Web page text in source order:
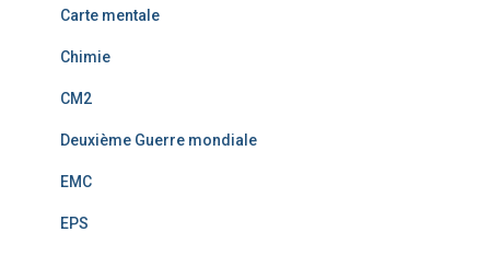
Carte mentale
Chimie
CM2
Deuxième Guerre mondiale
EMC
EPS